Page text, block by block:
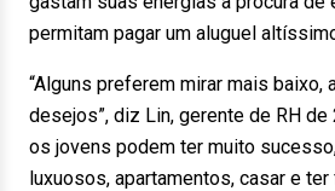
permitam pagar um aluguel
“Alguns preferem mirar mais baixo,
desejos”, diz Lin, gerente de RH de
os jovens podem ter muito
luxuosos, apartamentos, casar e ter